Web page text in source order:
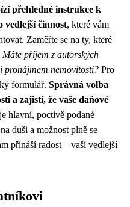
přehledné instrukce k
vedlejší činnost, které vám
Zaměřte se na ty, které
Máte příjem z autorských
nemovitosti? Pro
formulář. Správná volba
a zajistí, že vaše daňové
hlavní, poctivě podané
duši a možnost plně se
přináší radost – vaší vedlejší